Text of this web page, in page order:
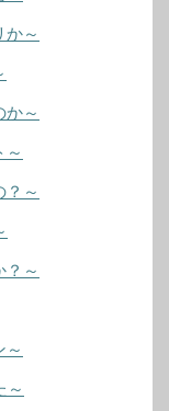
か～
か～
～
？～
？～
～
～